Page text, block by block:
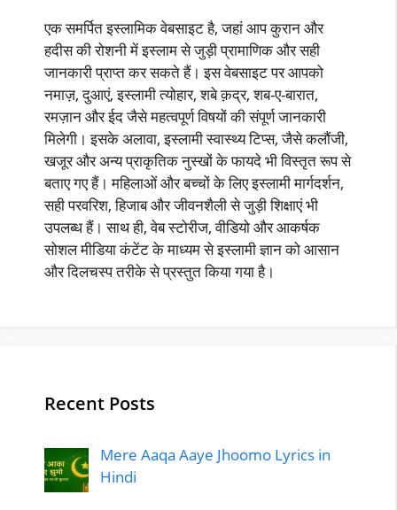
एक समर्पित इस्लामिक वेबसाइट है, जहां आप कुरान और
हदीस की रोशनी में इस्लाम से जुड़ी प्रामाणिक और सही
जानकारी प्राप्त कर सकते हैं। इस वेबसाइट पर आपको
नमाज़, दुआएं, इस्लामी त्योहार, शबे क़द्र, शब-ए-बारात,
रमज़ान और ईद जैसे महत्वपूर्ण विषयों की संपूर्ण जानकारी
मिलेगी। इसके अलावा, इस्लामी स्वास्थ्य टिप्स, जैसे कलौंजी,
खजूर और अन्य प्राकृतिक नुस्खों के फायदे भी विस्तृत रूप से
बताए गए हैं। महिलाओं और बच्चों के लिए इस्लामी मार्गदर्शन,
सही परवरिश, हिजाब और जीवनशैली से जुड़ी शिक्षाएं भी
उपलब्ध हैं। साथ ही, वेब स्टोरीज, वीडियो और आकर्षक
सोशल मीडिया कंटेंट के माध्यम से इस्लामी ज्ञान को आसान
और दिलचस्प तरीके से प्रस्तुत किया गया है।
Recent Posts
Mere Aaqa Aaye Jhoomo Lyrics in
Hindi